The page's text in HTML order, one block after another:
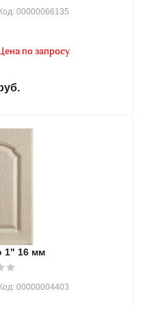
Код: 00000066135
по запросу
1" 16 мм
Код: 00000004403